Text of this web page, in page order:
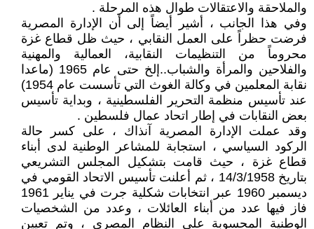
والملاحقة والاعتقالات طوال هذه المرحلة .
وفي هذا الجانب ، أشير أيضاً إلى أن الإدارة المصرية
فرضت حظراً على العمل النقابي ، حيث ظل قطاع غزة
محروماً من التنظيمات النقابية، العمالية والمهنية
والفلاحين والمرأة والشباب..إلخ حتى عام 1965 (ماعدا
نقابة المعلمين في وكالة الغوث التي تأسست عام 1954)
عند تأسيس منظمة التحرير الفلسطينية ، وبداية تأسيس
بعض النقابات في إطار اتحاد عمال فلسطين .
وقد عملت الإدارة المصرية آنذاك ، على كسر حالة
الركود السياسي ، استجابة للمشاعر الوطنية لدى أبناء
قطاع غزة ، حيث قامت بتشكيل المجلس التشريعي
بتاريخ 14/3/1958 ، ثم أعلنت تأسيس الاتحاد القومي في
ديسمبر 1960 عبر انتخابات شكلية جرت في يناير 1961
فاز فيها عدد من أبناء العائلات ، وعدد من الشخصيات
الوطنية المحسوبة على النظام المصري ، وتم تعيين